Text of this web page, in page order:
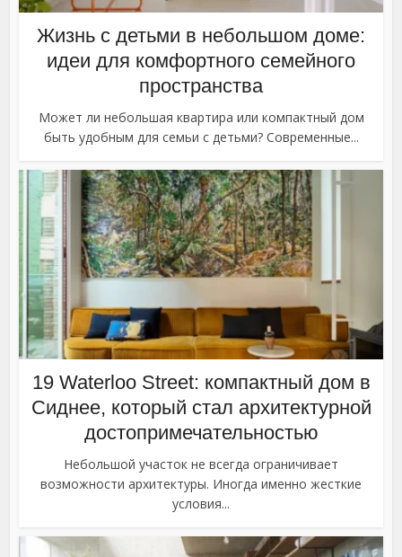
Жизнь с детьми в небольшом доме:
идеи для комфортного семейного
пространства
Может ли небольшая квартира или компактный дом
быть удобным для семьи с детьми? Современные...
19 Waterloo Street: компактный дом в
Сиднее, который стал архитектурной
достопримечательностью
Небольшой участок не всегда ограничивает
возможности архитектуры. Иногда именно жесткие
условия...